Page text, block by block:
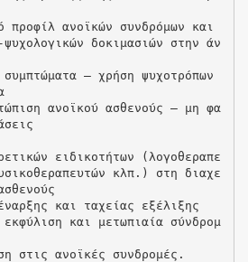
προφίλ ανοϊκών συνδρόμων και
δοκιμασιών στην άν
– χρήση ψυχοτρόπων
ανοϊκού ασθενούς – μη φα
ειδικοτήτων (λογοθεραπε
κλπ.) στη διαχε
και ταχείας εξέλιξης
και μετωπιαία σύνδρομ
στις ανοϊκές συνδρομές.